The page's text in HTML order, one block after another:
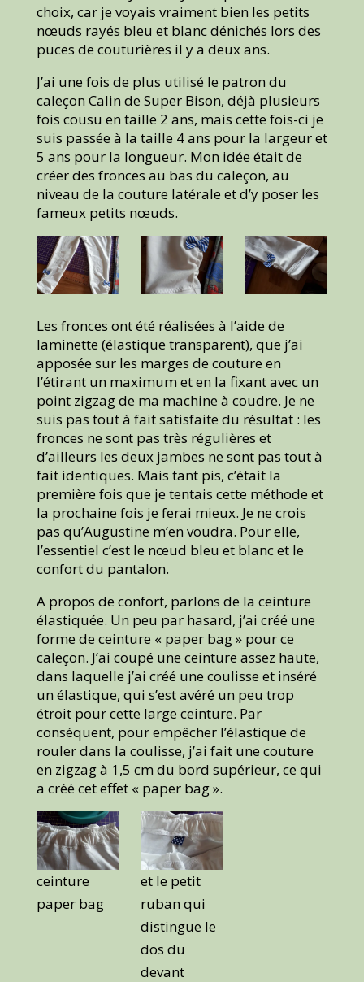
choix, car je voyais vraiment bien les petits
nœuds rayés bleu et blanc dénichés lors des
puces de couturières il y a deux ans.
J’ai une fois de plus utilisé le patron du
caleçon Calin de Super Bison, déjà plusieurs
fois cousu en taille 2 ans, mais cette fois-ci je
suis passée à la taille 4 ans pour la largeur et
5 ans pour la longueur. Mon idée était de
créer des fronces au bas du caleçon, au
niveau de la couture latérale et d’y poser les
fameux petits nœuds.
Les fronces ont été réalisées à l’aide de
laminette (élastique transparent), que j’ai
apposée sur les marges de couture en
l’étirant un maximum et en la fixant avec un
point zigzag de ma machine à coudre. Je ne
suis pas tout à fait satisfaite du résultat : les
fronces ne sont pas très régulières et
d’ailleurs les deux jambes ne sont pas tout à
fait identiques. Mais tant pis, c’était la
première fois que je tentais cette méthode et
la prochaine fois je ferai mieux. Je ne crois
pas qu’Augustine m’en voudra. Pour elle,
l’essentiel c’est le nœud bleu et blanc et le
confort du pantalon.
A propos de confort, parlons de la ceinture
élastiquée. Un peu par hasard, j’ai créé une
forme de ceinture « paper bag » pour ce
caleçon. J’ai coupé une ceinture assez haute,
dans laquelle j’ai créé une coulisse et inséré
un élastique, qui s’est avéré un peu trop
étroit pour cette large ceinture. Par
conséquent, pour empêcher l’élastique de
rouler dans la coulisse, j’ai fait une couture
en zigzag à 1,5 cm du bord supérieur, ce qui
a créé cet effet « paper bag ».
ceinture
paper bag
et le petit
ruban qui
distingue le
dos du
devant